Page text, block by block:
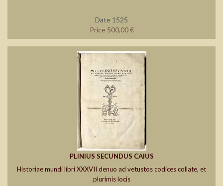
Date 1525
Price 500,00 €
PLINIUS SECUNDUS CAIUS
Historiae mundi libri XXXVII denuo ad vetustos codices collate, et
plurimis locis